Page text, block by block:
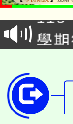
會
115
程
學
版
公
代
「